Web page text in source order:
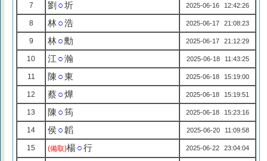
7 劉 ○圻 2025-06-16 12:42:26
8 林○浩 2025-06-17 21:08:23
9 林○勳 2025-06-17 21:12:29
10 江 ○瀚 2025-06-18 11:43:25
11 陳 ○東 2025-06-18 15:19:00
12 蔡○燁 2025-06-18 15:19:51
13 陳 ○筠 2025-06-18 15:23:16
14 侯○韜 2025-06-20 11:09:58
15 (備取)楊○行 2025-06-22 23:04:04